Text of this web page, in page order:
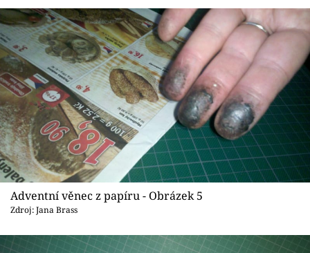
Adventní věnec z papíru - Obrázek 5
Zdroj: Jana Brass